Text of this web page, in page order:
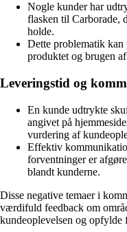
Nogle kunder har
flasken til Carborade,
holde.
Dette problematik kan
produktet og brugen
Leveringstid og
En kunde udtrykte
angivet på
vurdering af
Effektiv
forventninger er
blandt kunderne.
Disse negative temaer i
værdifuld feedback om
kundeoplevelsen og opfylde